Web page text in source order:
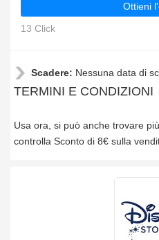
Ottieni
13 Click
Scadere: Nessuna data di
TERMINI E CONDIZIONI
Usa ora, si può anche trovare
controlla Sconto di 8€ sulla